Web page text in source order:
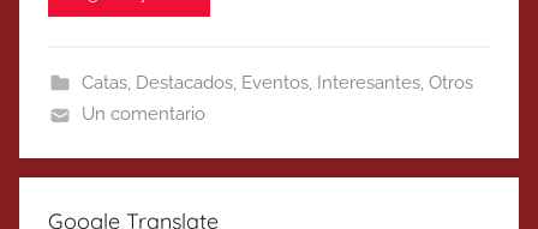
Catas, Destacados, Eventos, Interesantes, Otros
Un comentario
Google Translate